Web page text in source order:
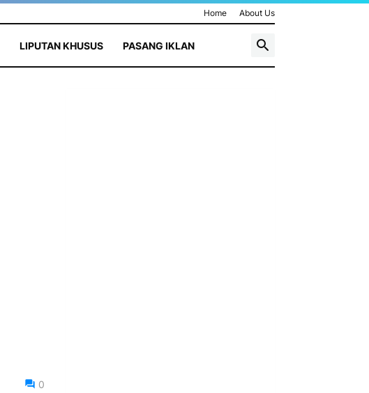
Home About Us
LIPUTAN KHUSUS PASANG IKLAN
0